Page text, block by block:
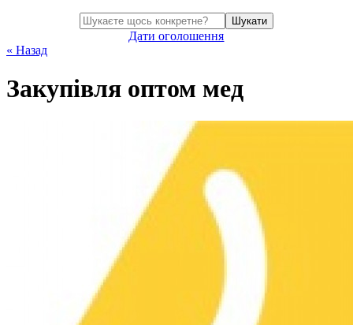
Шукати
Дати оголошення
« Назад
Закупівля оптом мед